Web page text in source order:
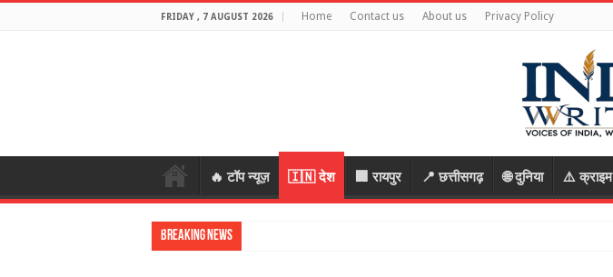
FRIDAY , 7 AUGUST 2026 Home Contact us About us Privacy Policy
🔥 टॉप न्यूज़ 🇮🇳 देश 🏢 रायपुर 📍 छत्तीसगढ़ 🌐 दुनिया ⚠️ क्राइम
Breaking News